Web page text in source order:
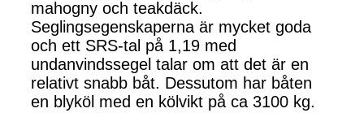
mahogny och teakdäck.
Seglingsegenskaperna är mycket goda
och ett SRS-tal på 1,19 med
undanvindssegel talar om att det är en
relativt snabb båt. Dessutom har båten
en blyköl med en kölvikt på ca 3100 kg.